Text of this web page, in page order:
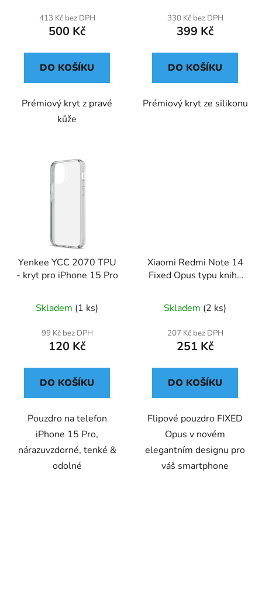
413 Kč bez DPH
500 Kč
DO KOŠÍKU
Prémiový kryt z pravé
kůže
330 Kč bez DPH
399 Kč
DO KOŠÍKU
Prémiový kryt ze silikonu
Yenkee YCC 2070 TPU
- kryt pro iPhone 15 Pro
Skladem (1 ks)
99 Kč bez DPH
120 Kč
DO KOŠÍKU
Pouzdro na telefon
iPhone 15 Pro,
nárazuvzdorné, tenké &
odolné
Xiaomi Redmi Note 14
Fixed Opus typu kniha
Skladem (2 ks)
207 Kč bez DPH
251 Kč
DO KOŠÍKU
Flipové pouzdro FIXED
Opus v novém
elegantním designu pro
váš smartphone